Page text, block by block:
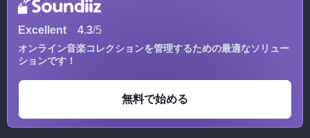
Excellent 4.3/5
オンライン音楽コレクションを管理するための最適なソリュー
ションです！
無料で始める